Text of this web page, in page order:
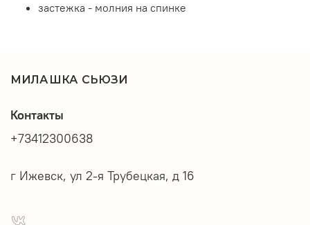
застежка - молния на спинке
МИЛАШКА СЬЮЗИ
Контакты
+73412300638
г Ижевск, ул 2-я Трубецкая, д 16